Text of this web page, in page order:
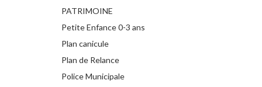
PATRIMOINE
Petite Enfance 0-3 ans
Plan canicule
Plan de Relance
Police Municipale